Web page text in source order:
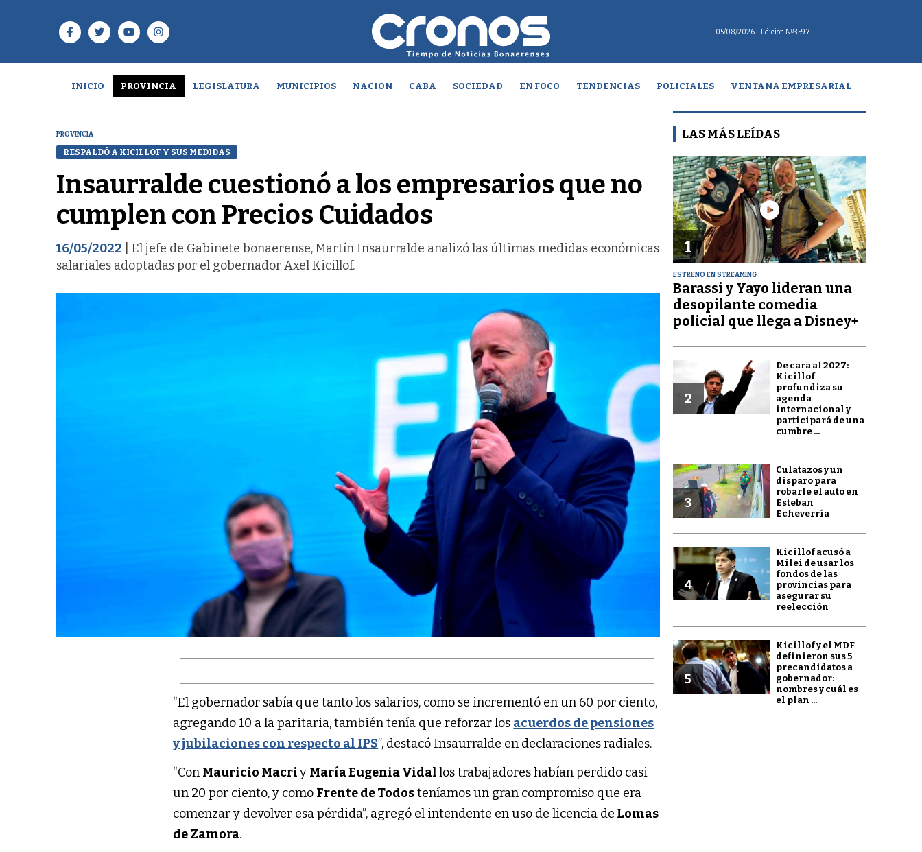
05/08/2026 - Edición Nº3597
INICIO PROVINCIA LEGISLATURA MUNICIPIOS NACION CABA SOCIEDAD EN FOCO TENDENCIAS POLICIALES VENTANA EMPRESARIAL
PROVINCIA
RESPALDÓ A KICILLOF Y SUS MEDIDAS
Insaurralde cuestionó a los empresarios que no
cumplen con Precios Cuidados
16/05/2022 | El jefe de Gabinete bonaerense, Martín Insaurralde analizó las últimas medidas económicas
salariales adoptadas por el gobernador Axel Kicillof.
“El gobernador sabía que tanto los salarios, como se incrementó en un 60 por ciento,
agregando 10 a la paritaria, también tenía que reforzar los acuerdos de pensiones
y jubilaciones con respecto al IPS”, destacó Insaurralde en declaraciones radiales.
“Con Mauricio Macriy María Eugenia Vidallos trabajadores habían perdido casi
un 20 por ciento, y como Frente de Todosteníamos un gran compromiso que era
comenzar y devolver esa pérdida”, agregó el intendente en uso de licencia de Lomas
de Zamora.
LAS MÁS LEÍDAS
1
ESTRENO EN STREAMING
Barassi y Yayo lideran una
desopilante comedia
policial que llega a Disney+
2
De cara al 2027:
Kicillof
profundiza su
agenda
internacional y
participará de una
cumbre ...
3
Culatazos y un
disparo para
robarle el auto en
Esteban
Echeverría
4
Kicillof acusó a
Milei de usar los
fondos de las
provincias para
asegurar su
reelección
5
Kicillof y el MDF
definieron sus 5
precandidatos a
gobernador:
nombres y cuál es
el plan ...